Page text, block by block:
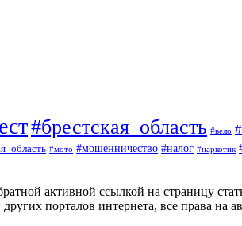
#брестская_область #вело
#мото #мошенничество #налог #наркотик
активной ссылкой на страницу
порталов интернета, все права на